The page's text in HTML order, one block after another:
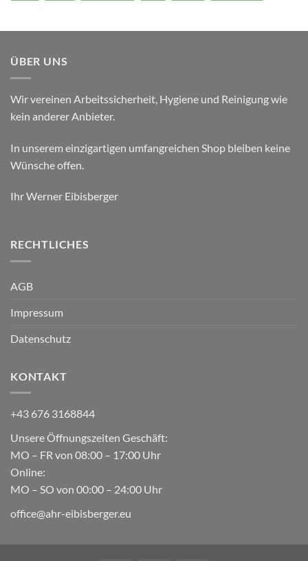
ÜBER UNS
Wir vereinen Arbeitssicherheit, Hygiene und Reinigung wie
kein anderer Anbieter.
In unserem einzigartigen umfangreichen Shop bleiben keine
Wünsche offen.
Ihr Werner Eibisberger
RECHTLICHES
AGB
Impressum
Datenschutz
KONTAKT
+43 676 3168844
Unsere Öffnungszeiten Geschäft:
MO – FR von 08:00 – 17:00 Uhr
Online:
MO – SO von 00:00 – 24:00 Uhr
office@ahr-eibisberger.eu